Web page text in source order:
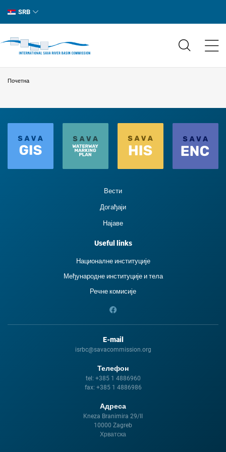
SRB
Почетна
Вести
Догађаји
Најаве
Useful links
Националне институције
Међународне институције и тела
Речне комисије
E-mail
isrbc@savacommission.org
Телефон
tel: +385 1 4886960
fax: +385 1 4886986
Адреса
Kneza Branimira 29/II
10000 Zagreb
Хрватска